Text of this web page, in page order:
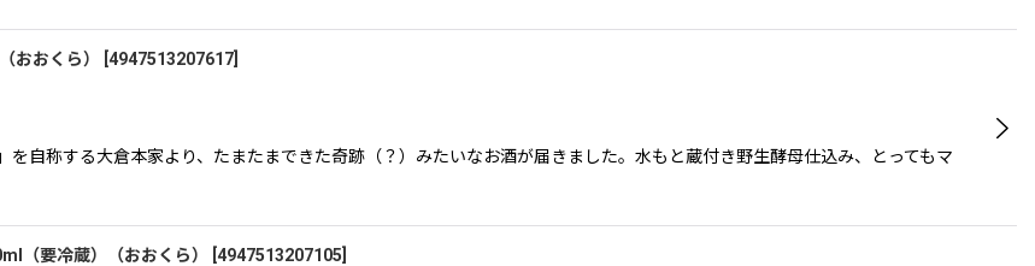
おおくら） 4947513207617
自称する大倉本家より、たまたまできた奇跡（？）みたいなお酒が届きました。水もと蔵付き野生酵母仕込み、とってもマ
（要冷蔵）（おおくら） 4947513207105